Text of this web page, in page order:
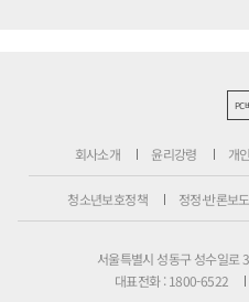
PC
회사소개 윤리강령 개
청소년보호정책 정정·반론보도
서울특별시 성동구 성수일로
대표전화 : 1800-6522